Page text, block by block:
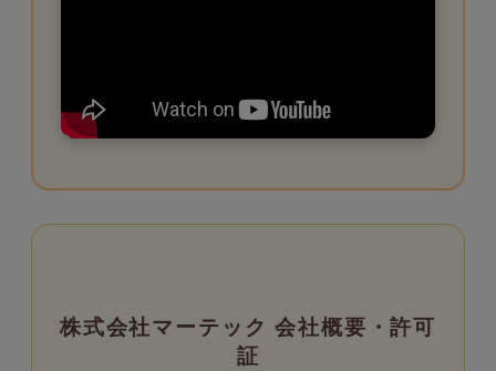
株式会社マーテック 会社概要・許可
証